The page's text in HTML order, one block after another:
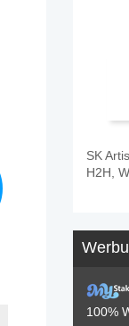
SK
H2H,
100%